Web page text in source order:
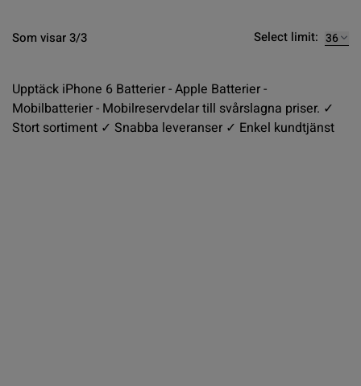
Som visar 3/3 Select limit:
Upptäck iPhone 6 Batterier - Apple Batterier -
Mobilbatterier - Mobilreservdelar till svårslagna priser. ✓
Stort sortiment ✓ Snabba leveranser ✓ Enkel kundtjänst